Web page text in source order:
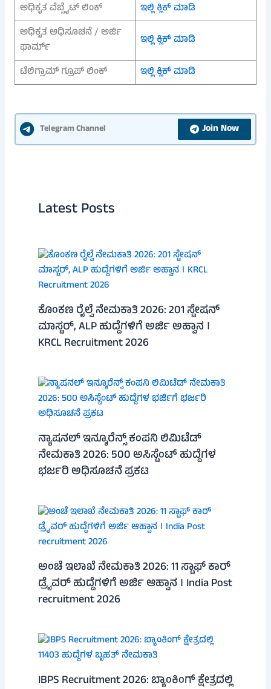
ಅಧಿಕೃತ ವೆಬ್ಸೈಟ್ ಲಿಂಕ್
ಇಲ್ಲಿ ಕ್ಲಿಕ್ ಮಾಡಿ
ಅಧಿಕೃತ ಅಧಿಸೂಚನೆ / ಅರ್ಜಿ
ಫಾರ್ಮ್
ಇಲ್ಲಿ ಕ್ಲಿಕ್ ಮಾಡಿ
ಟೆಲಿಗ್ರಾಮ್ ಗ್ರೂಪ್ ಲಿಂಕ್ ಇಲ್ಲಿ ಕ್ಲಿಕ್ ಮಾಡಿ
Telegram Channel Join Now
Latest Posts
ಕೊಂಕಣ ರೈಲ್ವೆ ನೇಮಕಾತಿ 2026: 201 ಸ್ಟೇಷನ್
ಮಾಸ್ಟರ್, ALP ಹುದ್ದೆಗಳಿಗೆ ಅರ್ಜಿ ಅಹ್ವಾನ ।
KRCL Recruitment 2026
ನ್ಯಾಷನಲ್ ಇನ್ಶೂರೆನ್ಸ್ ಕಂಪನಿ ಲಿಮಿಟೆಡ್
ನೇಮಕಾತಿ 2026: 500 ಅಸಿಸ್ಟೆಂಟ್ ಹುದ್ದೆಗಳ
ಭರ್ಜರಿ ಅಧಿಸೂಚನೆ ಪ್ರಕಟ
ಅಂಚೆ ಇಲಾಖೆ ನೇಮಕಾತಿ 2026: 11 ಸ್ಟಾಫ್ ಕಾರ್
ಡ್ರೈವರ್ ಹುದ್ದೆಗಳಿಗೆ ಅರ್ಜಿ ಆಹ್ವಾನ । India Post
recruitment 2026
IBPS Recruitment 2026: ಬ್ಯಾಂಕಿಂಗ್ ಕ್ಷೇತ್ರದಲ್ಲಿ